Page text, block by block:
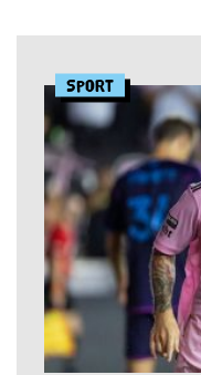
Sport